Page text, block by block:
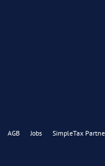
AGB Jobs SimpleTax